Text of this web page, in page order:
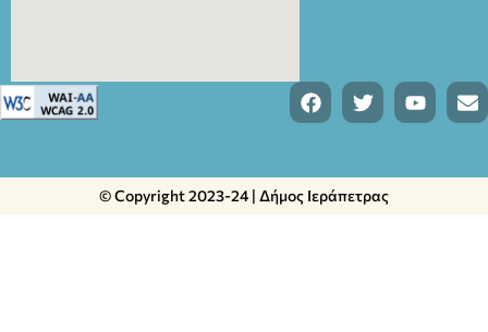
© Copyright 2023-24 | Δήμος Ιεράπετρας